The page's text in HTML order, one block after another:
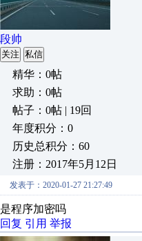
段帅
关注 私信
精华：0帖
求助：0帖
帖子：0帖 | 19回
年度积分：0
历史总积分：60
注册：2017年5月12日
发表于：2020-01-27 21:27:49
是程序加密吗
回复 引用 举报